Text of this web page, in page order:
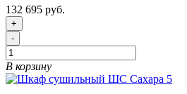
132 695 руб.
+
-
В корзину